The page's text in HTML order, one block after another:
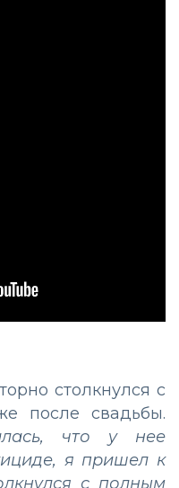
столкнулся с
после свадьбы.
что у нее
я пришел к
с полным